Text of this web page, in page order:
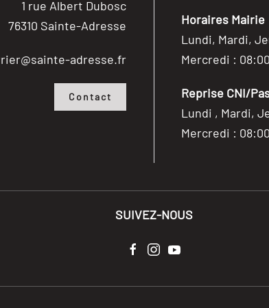
1 rue Albert Dubosc
76310 Sainte-Adresse
adresse.fr
Contact
Horaires Mairie
Lundi, Mardi,
Mercredi :
Reprise CNI/
Lundi , Mardi,
Mercredi :
SUIVEZ-NOUS